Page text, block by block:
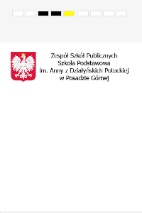
Default
NightHigh
mode
High
mode
High
mode
SetSetMake
Set